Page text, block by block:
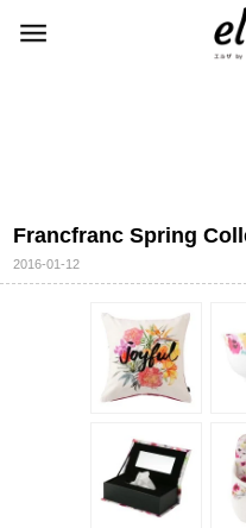
Francfranc Spring
2016-01-12